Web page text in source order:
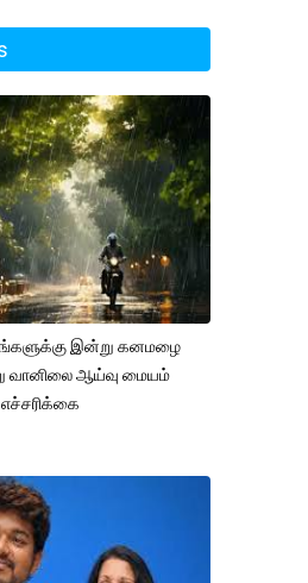
இன்று கனமழை
வானிலை ஆய்வு மையம்
எச்சரிக்கை